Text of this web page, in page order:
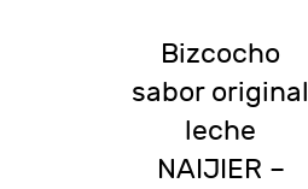
Bizcocho
sabor original
leche
NAIJIER –